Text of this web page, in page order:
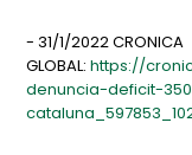
- 31/1/2022 CRONICA
GLOBAL:https://
denuncia-deficit-